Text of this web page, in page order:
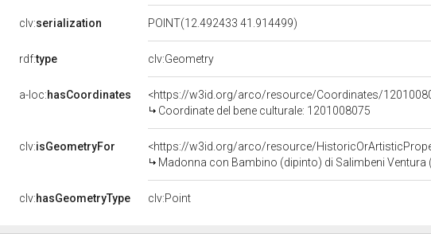
clv:serialization POINT(12.492433 41.914499)
rdf:type clv:Geometry
a-loc:hasCoordinates
<https://w3id.org/arco/resource/Coordinates/
Coordinate del bene culturale: 1201008075
clv:isGeometryFor
<https://w3id.org/arco/resource/
Madonna con Bambino (dipinto) di Salimbeni Ventura
clv:hasGeometryType clv:Point